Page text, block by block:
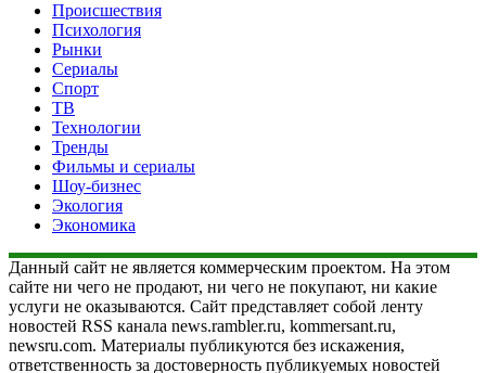
Происшествия
Психология
Рынки
Сериалы
Спорт
ТВ
Технологии
Тренды
Фильмы и сериалы
Шоу-бизнес
Экология
Экономика
Данный сайт не является коммерческим проектом. На этом
сайте ни чего не продают, ни чего не покупают, ни какие
услуги не оказываются. Сайт представляет собой ленту
новостей RSS канала news.rambler.ru, kommersant.ru,
newsru.com. Материалы публикуются без искажения,
ответственность за достоверность публикуемых новостей